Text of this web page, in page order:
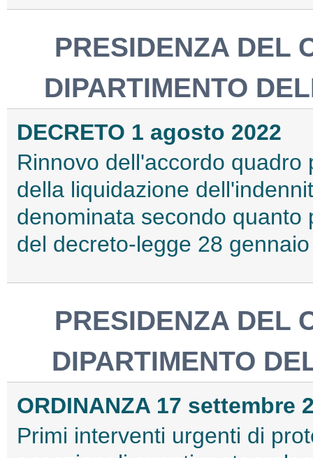
PRESIDENZA DEL
DIPARTIMENTO
DECRETO 1 agosto 2022
Rinnovo dell'accordo
della liquidazione
denominata secondo
del decreto-legge 28
PRESIDENZA DEL
DIPARTIMENTO
ORDINANZA 17 settembre
Primi interventi urgenti di